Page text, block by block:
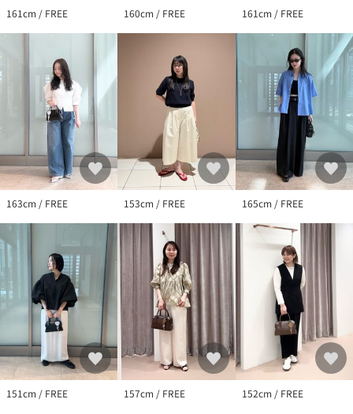
161cm / FREE 160cm / FREE 161cm / FREE
163cm / FREE 153cm / FREE 165cm / FREE
151cm / FREE 157cm / FREE 152cm / FREE